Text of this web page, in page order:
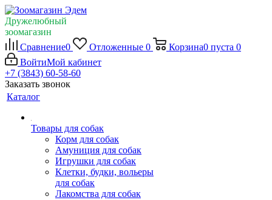
Дружелюбный
зоомагазин
Сравнение0 Отложенные 0 Корзина0 пуста 0
ВойтиМой кабинет
+7 (3843) 60-58-60
Заказать звонок
Каталог
Товары для собак
Корм для собак
Амуниция для собак
Игрушки для собак
Клетки, будки, вольеры
для собак
Лакомства для собак